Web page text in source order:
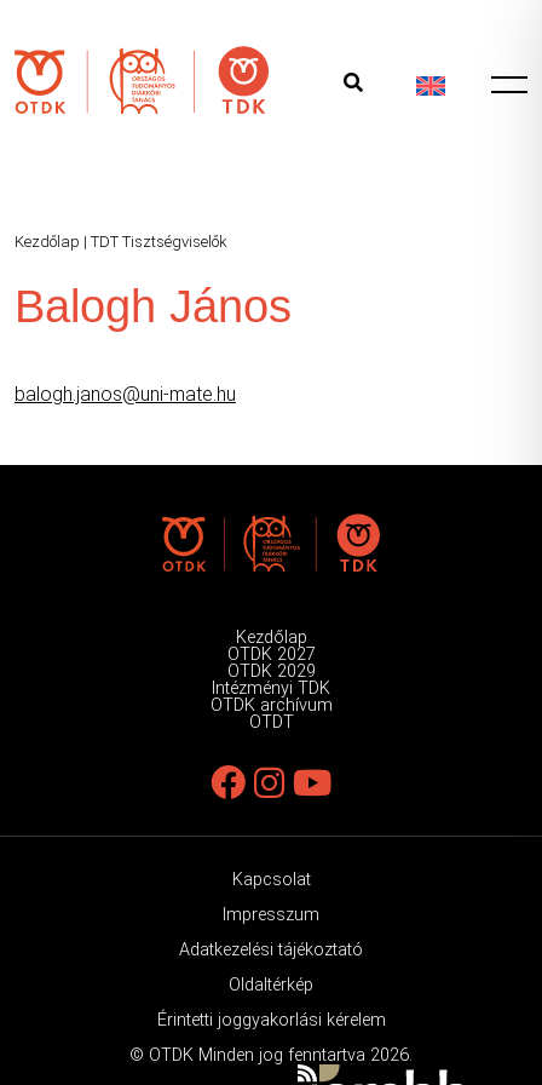
Kezdőlap | TDT Tisztségviselők
Balogh János
balogh.janos@uni-mate.hu
Kezdőlap
OTDK 2027
OTDK 2029
Intézményi TDK
OTDK archívum
OTDT
Kapcsolat
Impresszum
Adatkezelési tájékoztató
Oldaltérkép
Érintetti joggyakorlási kérelem
© OTDK Minden jog fenntartva 2026.